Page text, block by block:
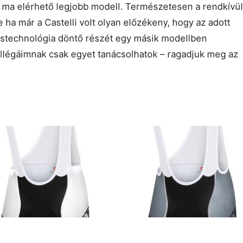
elérhető legjobb modell. Természetesen a rendkívül
ha már a Castelli volt olyan előzékeny, hogy az adott
döntő részét egy másik modellben
csak egyet tanácsolhatok – ragadjuk meg az